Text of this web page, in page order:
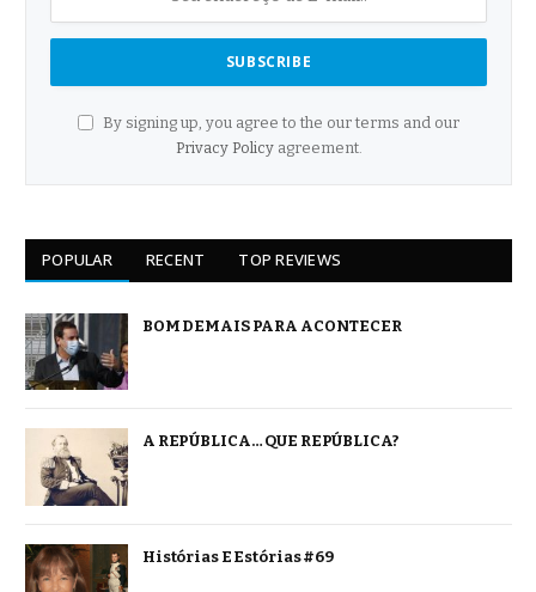
By signing up, you agree to the our terms and our
Privacy Policyagreement.
POPULAR RECENT TOP REVIEWS
BOM DEMAIS PARA ACONTECER
A REPÚBLICA… QUE REPÚBLICA?
Histórias E Estórias #69